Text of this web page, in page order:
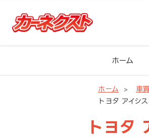
ホーム
ホーム 車
トヨタ アイシ
トヨタ